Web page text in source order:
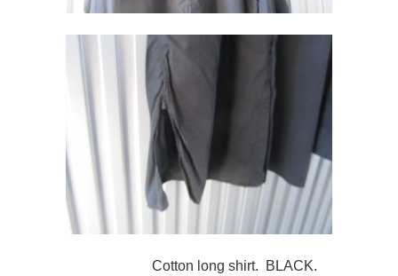
Cotton long shirt. BLACK.